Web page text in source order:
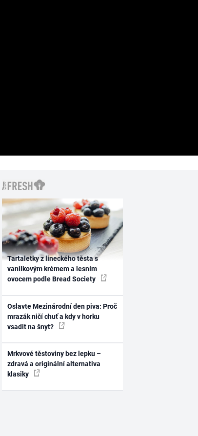
Tartaletky z lineckého těsta s
vanilkovým krémem a lesním
ovocem podle Bread Society
Oslavte Mezinárodní den piva: Proč
mrazák ničí chuť a kdy v horku
vsadit na šnyt?
Mrkvové těstoviny bez lepku –
zdravá a originální alternativa
klasiky